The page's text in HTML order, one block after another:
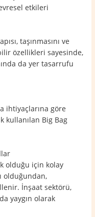
etkileri
taşınmasını ve
özellikleri sayesinde,
da yer tasarrufu
ihtiyaçlarına göre
kullanılan Big Bag
olduğu için kolay
olduğundan,
İnşaat sektörü,
yaygın olarak